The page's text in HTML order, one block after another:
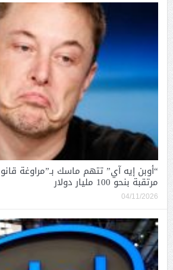
“أوبن إيه آي” تتهم ماسك بـ”مراوغة
مرتقبة بنحو 100 مليار دولار
04/11/2026